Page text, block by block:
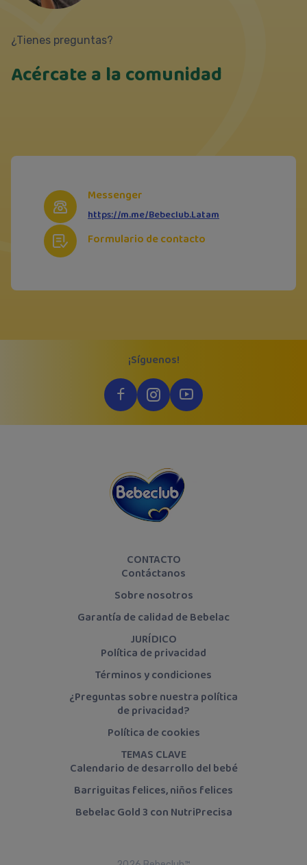
¿Tienes preguntas?
Acércate a la comunidad
Messenger
https://m.me/Bebeclub.Latam
Formulario de contacto
CONTACTO
Contáctanos
Sobre nosotros
Garantía de calidad de Bebelac
JURÍDICO
Política de privacidad
Términos y condiciones
¿Preguntas sobre nuestra política
de privacidad?
Política de cookies
TEMAS CLAVE
Calendario de desarrollo del bebé
Barriguitas felices, niños felices
Bebelac Gold 3 con NutriPrecisa
¡Síguenos!